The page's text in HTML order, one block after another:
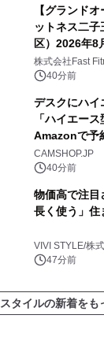
【グランド
ットネス二
区）2026年8
中無休のフィ
株式会社Fast
40分前
デスクにハイ
「ハイエー
Amazonで予
CAMSHOP.JP
40分前
物価高で注目
長く使う」住
VIVI STYLE/株
47分前
タイルの新着をも